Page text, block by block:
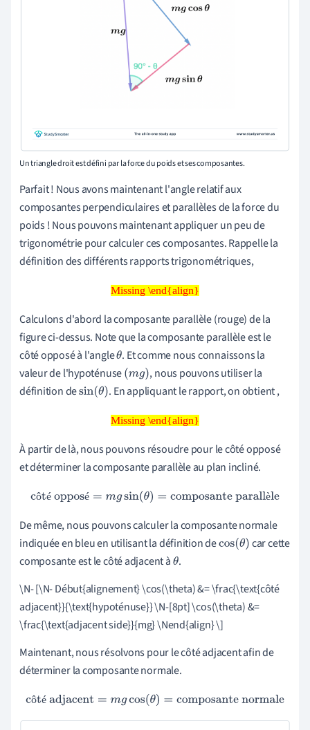
Un triangle droit est défini par la force du poids et ses composantes.
Parfait ! Nous avons maintenant l'angle relatif aux
composantes perpendiculaires et parallèles de la force du
poids ! Nous pouvons maintenant appliquer un peu de
trigonométrie pour calculer ces composantes. Rappelle la
définition des différents rapports trigonométriques,
Missing \end{align}
Missing \end{align}
Calculons d'abord la composante parallèle (rouge) de la
figure ci-dessus. Note que la composante parallèle est le
côté opposé à l'angleθ. Et comme nous connaissons la
valeur de l'hypoténuse(mg) , nous pouvons utiliser la
définition desin(θ) . En appliquant le rapport, on obtient ,
Missing \end{align}
Missing \end{align}
À partir de là, nous pouvons résoudre pour le côté opposé
et déterminer la composante parallèle au plan incliné.
ô é é è
côté opposé=mgsin(θ) =composante parallèle
De même, nous pouvons calculer la composante normale
indiquée en bleu en utilisant la définition decos(θ) car cette
composante est le côté adjacent àθ.
\N- [\N- Début{alignement} \cos(\theta) &= \frac{\text{côté
adjacent}}{\text{hypoténuse}}\N-[8pt] \cos(\theta) &=
\frac{\text{adjacent side}}{mg} \Nend{align} \]
Maintenant, nous résolvons pour le côté adjacent afin de
déterminer la composante normale.
ô é côté adjacent =mgcos(θ)= composante normale